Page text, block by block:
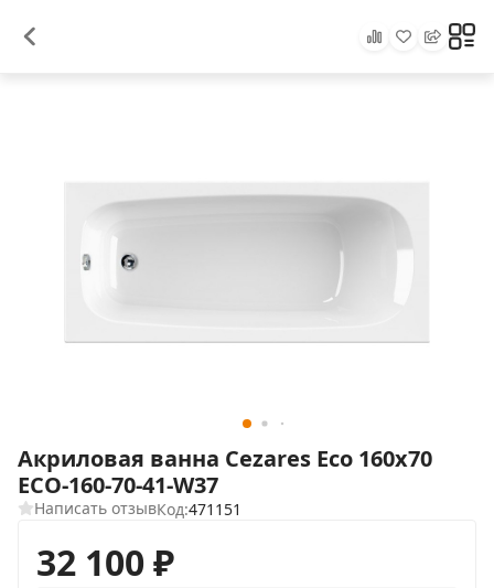
Акриловая ванна Cezares Eco 160х70
ECO-160-70-41-W37
Написать отзывКод:471151
32 100₽